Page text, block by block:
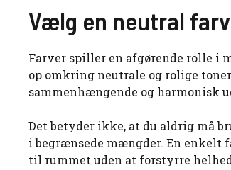
Vælg en neutral
Farver spiller en afgørende rolle
op omkring neutrale og rolige
sammenhængende og harmonisk
Det betyder ikke, at du aldrig må
i begrænsede mængder. En enkelt
til rummet uden at forstyrre